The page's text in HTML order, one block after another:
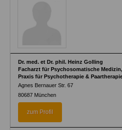
Dr. med. et Dr. phil. Heinz Golling
Facharzt für Psychosomatische
Praxis für Psychotherapie &
Agnes Bernauer Str. 67
80687 München
zum Profil